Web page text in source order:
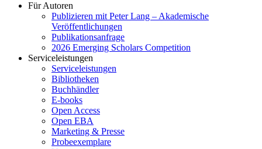
Für Autoren
Publizieren mit Peter Lang – Akademische
Veröffentlichungen
Publikationsanfrage
2026 Emerging Scholars Competition
Serviceleistungen
Serviceleistungen
Bibliotheken
Buchhändler
E-books
Open Access
Open EBA
Marketing & Presse
Probeexemplare